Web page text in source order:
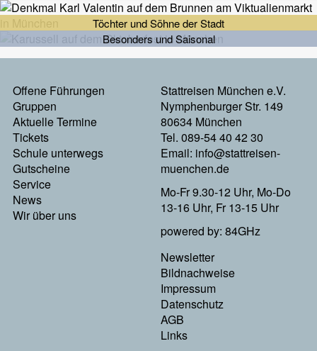
Töchter und Söhne der Stadt
Besonders und Saisonal
Footermenu
Links
Offene Führungen
Gruppen
Aktuelle Termine
Tickets
Schule unterwegs
Gutscheine
Service
News
Wir über uns
Stattreisen München e.V.
Nymphenburger Str. 149
80634 München
Tel. 089-54 40 42 30
Email: info@stattreisen-
muenchen.de
Mo-Fr 9.30-12 Uhr, Mo-Do
13-16 Uhr, Fr 13-15 Uhr
powered by: 84GHz
Footer
Menu
Rechts
Newsletter
Bildnachweise
Impressum
Datenschutz
AGB
Links